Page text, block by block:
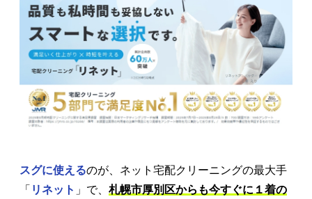
スグに使えるのが、ネット宅配クリーニングの最大手
「 リネット 」で、 札幌市厚別区からも今すぐに１着の